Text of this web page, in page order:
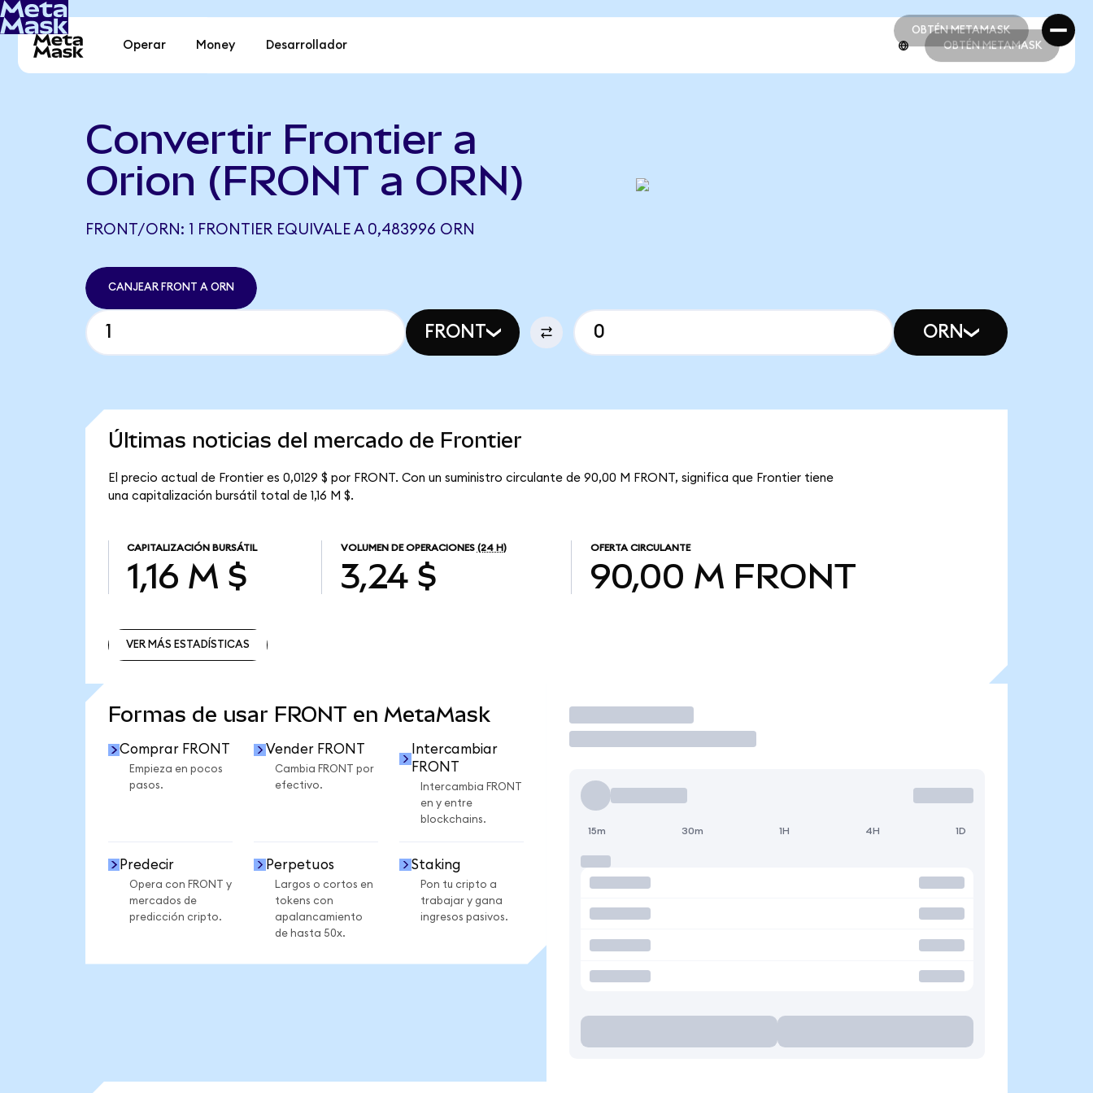
OBTÉN METAMASK
OBTÉN METAMASK
Operar Money Desarrollador OBTÉN METAMASK
Convertir Frontier a
Orion (FRONT a ORN)
FRONT/ORN: 1 FRONTIER EQUIVALE A 0,483996 ORN
CANJEAR FRONT A ORN
FRONT ORN
Últimas noticias del mercado de Frontier
El precio actual de Frontier es 0,0129 $ por FRONT. Con un suministro circulante de 90,00 M FRONT, significa que Frontier tiene
una capitalización bursátil total de 1,16 M $.
CAPITALIZACIÓN BURSÁTIL
1,16 M $
VOLUMEN DE OPERACIONES (24 H)
3,24 $
OFERTA CIRCULANTE
90,00 M FRONT
VER MÁS ESTADÍSTICAS
Formas de usar FRONT en MetaMask
Comprar FRONT
Empieza en pocos
pasos.
Vender FRONT
Cambia FRONT por
efectivo.
Intercambiar
FRONT
Intercambia FRONT
en y entre
blockchains.
Predecir
Opera con FRONT y
mercados de
predicción cripto.
Perpetuos
Largos o cortos en
tokens con
apalancamiento
de hasta 50x.
Staking
Pon tu cripto a
trabajar y gana
ingresos pasivos.
Operar
15m 30m 1H 4H 1D